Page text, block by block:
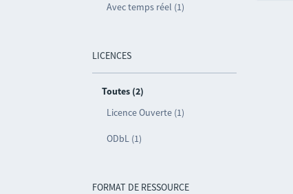
Avec temps réel (1)
LICENCES
Toutes (2)
Licence Ouverte (1)
ODbL (1)
FORMAT DE RESSOURCE